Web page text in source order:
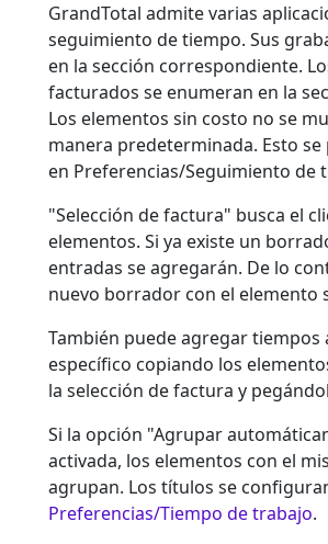
GrandTotal admite varias
seguimiento de tiempo. Sus
en la sección correspondiente.
facturados se enumeran en la
Los elementos sin costo no se
manera predeterminada. Esto
en Preferencias/Seguimiento de
"Selección de factura" busca el
elementos. Si ya existe un
entradas se agregarán. De lo
nuevo borrador con el elemento
También puede agregar tiempos
específico copiando los
la selección de factura y
Si la opción "Agrupar
activada, los elementos con el
agrupan. Los títulos se
Preferencias/Tiempo de trabajo.